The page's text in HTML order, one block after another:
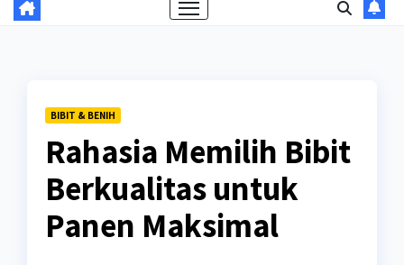
BIBIT & BENIH
Rahasia Memilih Bibit
Berkualitas untuk
Panen Maksimal